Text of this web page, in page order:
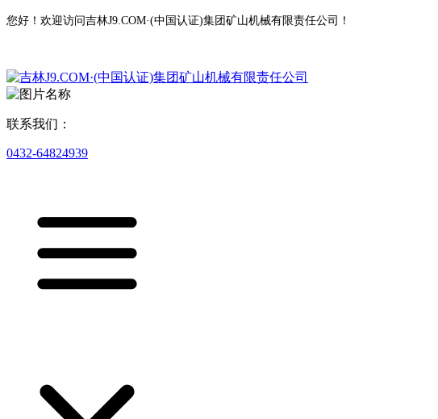
您好！欢迎访问吉林J9.COM·(中国认证)集团矿山机械有限责任公司！
联系我们：
0432-64824939